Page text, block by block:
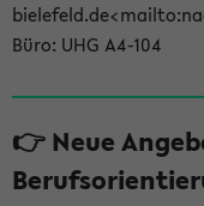
Büro: UHG A4-104
👉 Neue